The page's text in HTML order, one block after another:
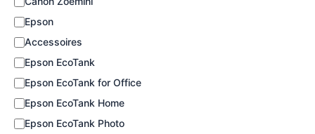
e
Epson
Accessoires
Epson EcoTank
Epson EcoTank for Office
Epson EcoTank Home
Epson EcoTank Photo